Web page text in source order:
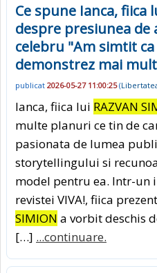
Ce spune Ianca, fiica
despre presiunea de
celebru "Am simtit
demonstrez mai
publicat 2026-05-27 11:00:25(
Ianca, fiica lui RAZVAN
multe planuri ce tin de
pasionata de lumea
storytellingului si
model pentru ea. Intr-un
revistei VIVA!, fiica
SIMION a vorbit deschis
[…] ...continuare.